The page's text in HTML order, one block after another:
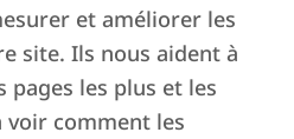
et améliorer les
site. Ils nous aident à
pages les plus et les
voir comment les